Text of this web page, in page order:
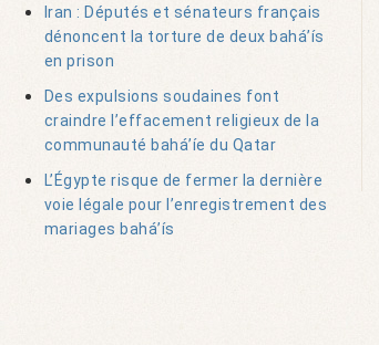
Iran : Députés et sénateurs français
dénoncent la torture de deux bahá’ís
en prison
Des expulsions soudaines font
craindre l’effacement religieux de la
communauté bahá’íe du Qatar
L’Égypte risque de fermer la dernière
voie légale pour l’enregistrement des
mariages bahá’ís